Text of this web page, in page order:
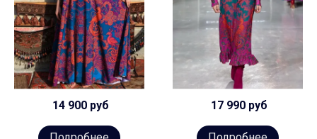
14 900 руб 17 990 руб